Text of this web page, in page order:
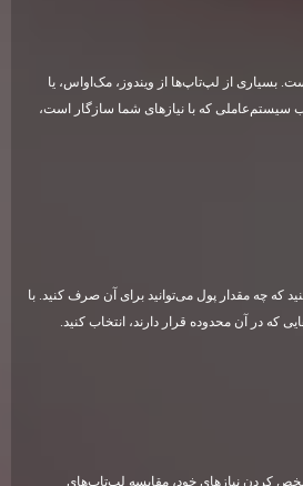
بسیاری از لپ‌تاپ‌ها از ویندوز، مک‌اواس، یا
سیستم‌عاملی که با نیازهای شما سازگار است،
که چه مقدار پول می‌توانید برای آن صرف کنید. با
که در آن محدوده قرار دارند، انتخاب کنید
کردن نیازهای خود، مقایسه لپ‌تاپ‌های